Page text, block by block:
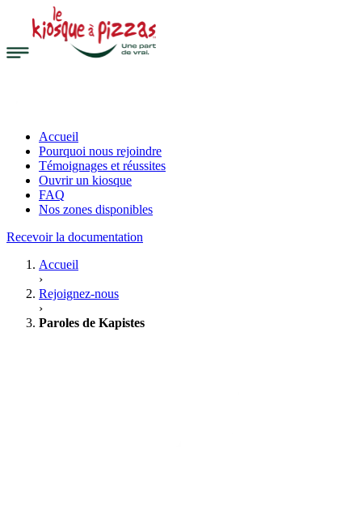
Accueil
Pourquoi nous rejoindre
Témoignages et réussites
Ouvrir un kiosque
FAQ
Nos zones disponibles
Recevoir la documentation
Accueil
›
Rejoignez-nous
›
Paroles de Kapistes